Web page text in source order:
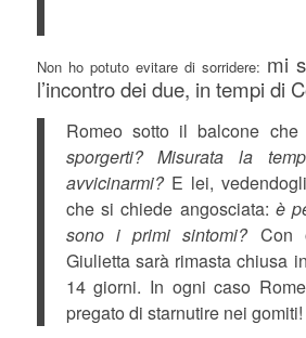
Non ho potuto evitare di sorridere: mi
l’incontro dei due, in tempi di
Romeo sotto il balcone
sporgerti? Misurata la
avvicinarmi?E lei,
che si chiede angosciata: è
sono i primi sintomi?Con
Giulietta sarà rimasta chiusa
14 giorni. In ogni caso
pregato di starnutire nei gomiti!